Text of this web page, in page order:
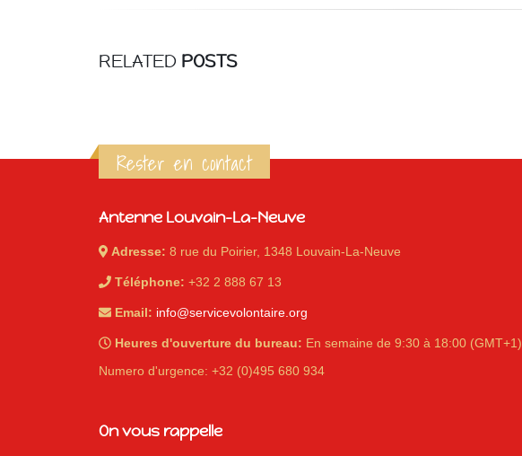
RELATED POSTS
Rester en contact
Antenne Louvain-La-Neuve
Adresse: 8 rue du Poirier, 1348 Louvain-La-Neuve
Téléphone: +32 2 888 67 13
Email: info@servicevolontaire.org
Heures d'ouverture du bureau: En semaine de 9:30 à 18:00 (GMT+1)
Numero d'urgence: +32 (0)495 680 934
On vous rappelle